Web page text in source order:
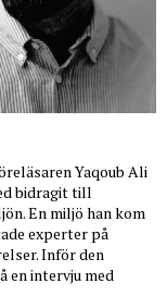
Yaqoub Ali
bidragit till
En miljö han kom
experter på
Inför den
en intervju med